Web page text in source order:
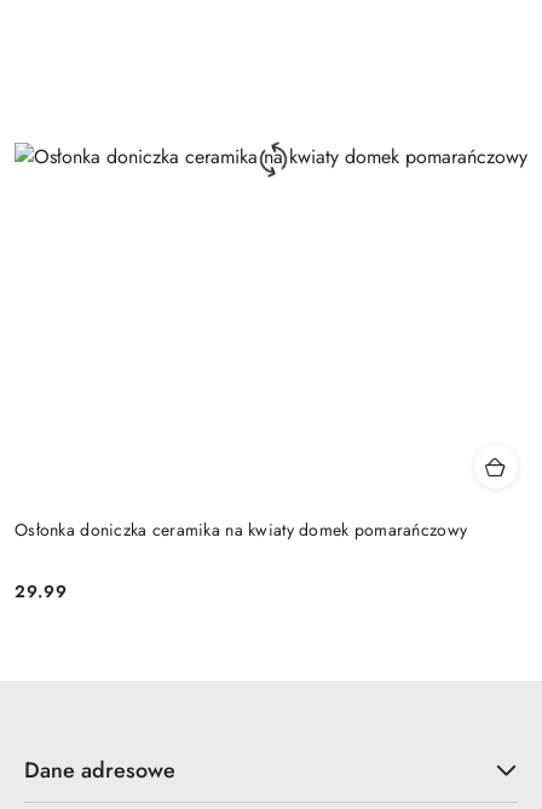
Osłonka doniczka ceramika na kwiaty domek pomarańczowy
Cena:
29.99
Dane adresowe